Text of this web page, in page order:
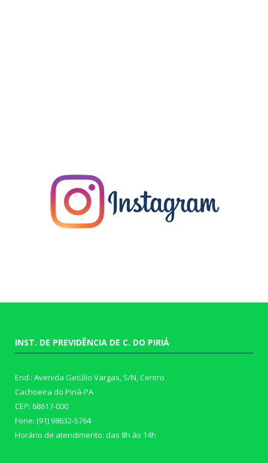
INST. DE PREVIDÊNCIA DE C. DO PIRIÁ
End.: Avenida Getúlio Vargas, S/N, Centro
Cachoeira do Piriá-PA
CEP: 68617-000
Fone: (91) 98632-5764
Horário de atendimento: das 8h às 14h